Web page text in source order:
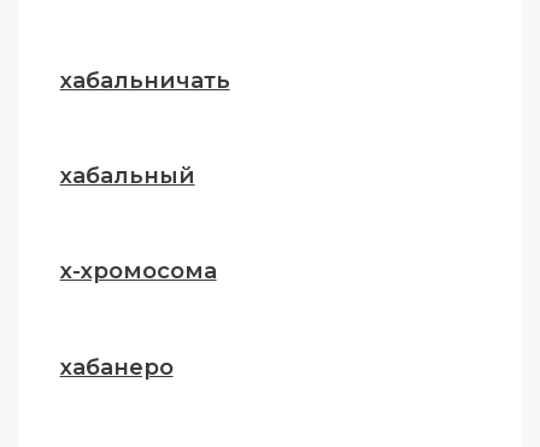
хабальничать
хабальный
х-хромосома
хабанеро